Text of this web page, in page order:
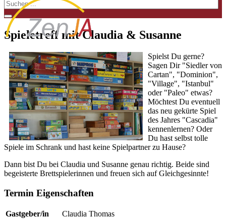
Spieletreff mit Claudia & Susanne
Spielst Du gerne?
Sagen Dir "Siedler von
Cartan", "Dominion",
"Village", "Istanbul"
oder "Paleo" etwas?
Möchtest Du eventuell
das neu gekürte Spiel
des Jahres "Cascadia"
kennenlernen? Oder
Du hast selbst tolle
Spiele im Schrank und hast keine Spielpartner zu Hause?
Dann bist Du bei Claudia und Susanne genau richtig. Beide sind
begeisterte Brettspielerinnen und freuen sich auf Gleichgesinnte!
Termin Eigenschaften
Gastgeber/in
Claudia Thomas